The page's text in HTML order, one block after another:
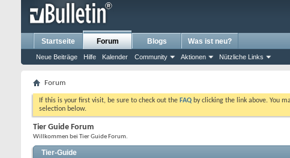
Startseite Forum
Neue Beiträge Hilfe Kalender Community Aktionen Nützliche Links
Blogs Was ist neu?
Forum
If this is your first visit, be sure to check out the FAQ by clicking the link above. You
selection below.
Tier Guide Forum
Willkommen bei Tier Guide Forum.
Tier-Guide